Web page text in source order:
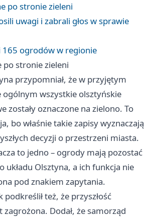
po stronie zieleni
uwagi i zabrali głos w sprawie
165 ogrodów w regionie
po stronie zieleni
przypomniał, że w przyjętym
ogólnym wszystkie olsztyńskie
zostały oznaczone na zielono. To
bo właśnie takie zapisy wyznaczają
decyzji o przestrzeni miasta.
to jedno – ogrody mają pozostać
układu Olsztyna, a ich funkcja nie
pod znakiem zapytania.
podkreślił też, że przyszłość
Dodał, że samorząd